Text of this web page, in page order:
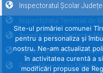
Inspectoratul Școlar
Inspectoratul Teritorial de
Agenția pentru Protecția
Camera de Comerț,
Poliția Municipiului Mediaș
Site-ul primăriei comunei
pentru a personaliza și
nostru. Ne-am actualizat
în activitatea curentă a
modificări propuse de